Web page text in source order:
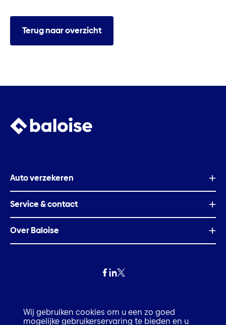
Wij gebruiken cookies om u een zo goed
mogelijke gebruikerservaring te bieden en u
Terug naar overzicht
Auto verzekeren
Service & contact
Over Baloise